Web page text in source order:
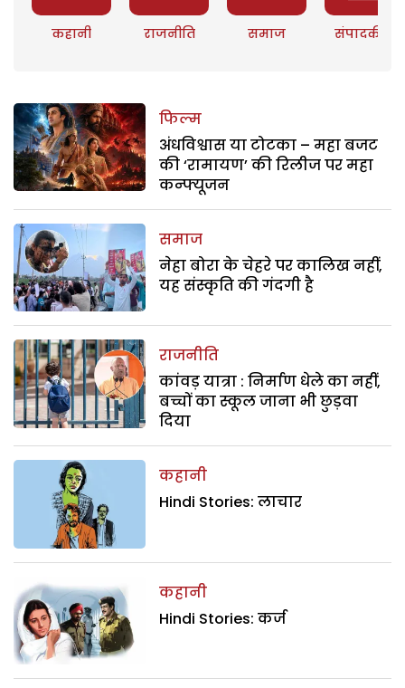
कहानी राजनीति समाज संपादकीय
फिल्म
अंधविश्वास या टोटका – महा बजट
की ‘रामायण’ की रिलीज पर महा
कन्फ्यूजन
समाज
नेहा बोरा के चेहरे पर कालिख नहीं,
यह संस्कृति की गंदगी है
राजनीति
कांवड़ यात्रा : निर्माण धेले का नहीं,
बच्चों का स्कूल जाना भी छुड़वा
दिया
कहानी
Hindi Stories: लाचार
कहानी
Hindi Stories: कर्ज